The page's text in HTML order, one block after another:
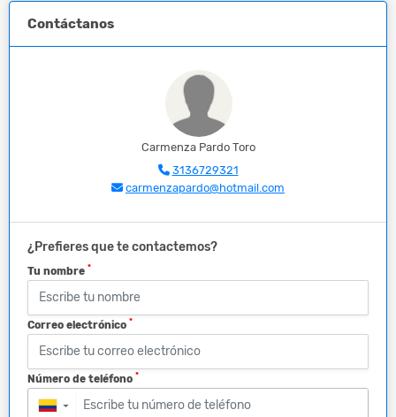
Contáctanos
Carmenza Pardo Toro
3136729321
carmenzapardo@hotmail.com
¿Prefieres que te contactemos?
Tu nombre *
Correo electrónico *
Número de teléfono *
▼